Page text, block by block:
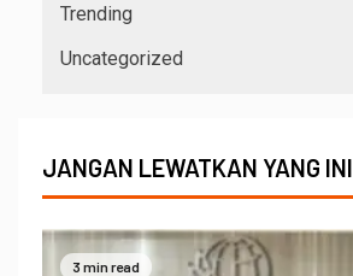
Trending
Uncategorized
JANGAN LEWATKAN YANG INI
3 min read